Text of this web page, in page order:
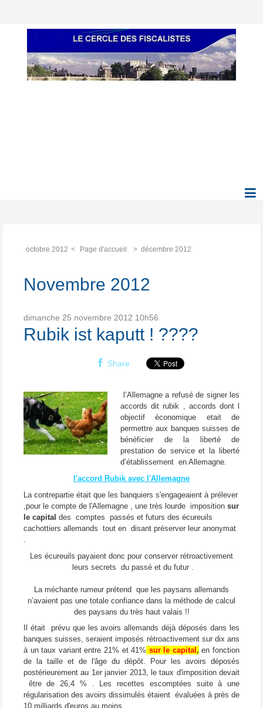
octobre 2012 Page d'accueil décembre 2012
Novembre 2012
dimanche 25 novembre 2012 10h56
Rubik ist kaputt ! ????
Share
l’Allemagne a refusé de signer les
accords dit rubik , accords dont l
objectif économique etait de
permettre aux banques suisses de
bénéficier de la liberté de
prestation de service et la liberté
d’établissement en Allemagne.
l'accord Rubik avec l'Allemagne
La contrepartie était que les banquiers s'engageaient à prélever
,pour le compte de l'Allemagne , une très lourde imposition sur
le capital des comptes passés et futurs des écureuils
cachottiers allemands tout en disant préserver leur anonymat
Les écureuils payaient donc pour conserver rétroactivement
leurs secrets du passé et du futur .
La méchante rumeur prétend que les paysans allemands
n’avaient pas une totale confiance dans la méthode de calcul
des paysans du très haut valais !!
Il était prévu que les avoirs allemands déjà déposés dans les
banques suisses, seraient imposés rétroactivement sur dix ans
à un taux variant entre 21% et 41% sur le capital , en fonction
de la taille et de l'âge du dépôt. Pour les avoirs déposés
postérieurement au 1er janvier 2013, le taux d'imposition devait
être de 26,4 % . Les recettes escomptées suite à une
régularisation des avoirs dissimulés étaient évaluées à près de
10 milliards d'euros au moins